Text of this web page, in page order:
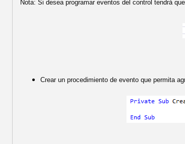
Nota: Si desea programar eventos del control tendrá
Crear un procedimiento de evento que permita